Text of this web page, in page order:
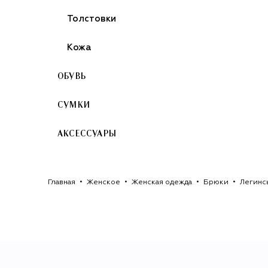
Толстовки
Кожа
ОБУВЬ
СУМКИ
АКСЕССУАРЫ
Главная Женское Женская одежда Брюки